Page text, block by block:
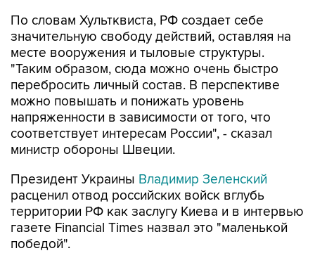
По словам Хультквиста, РФ создает себе
значительную свободу действий, оставляя на
месте вооружения и тыловые структуры.
"Таким образом, сюда можно очень быстро
перебросить личный состав. В перспективе
можно повышать и понижать уровень
напряженности в зависимости от того, что
соответствует интересам России", - сказал
министр обороны Швеции.
Президент Украины Владимир Зеленский
расценил отвод российских войск вглубь
территории РФ как заслугу Киева и в интервью
газете Financial Times назвал это "маленькой
победой".